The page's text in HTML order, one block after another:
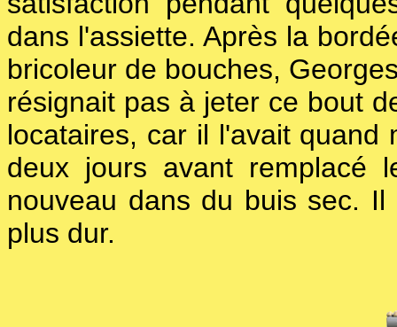
dans l'assiette. Après la
bricoleur de bouches,
résignait pas à jeter ce bout
locataires, car il l'avait
deux jours avant remplacé
nouveau dans du buis sec.
plus dur.